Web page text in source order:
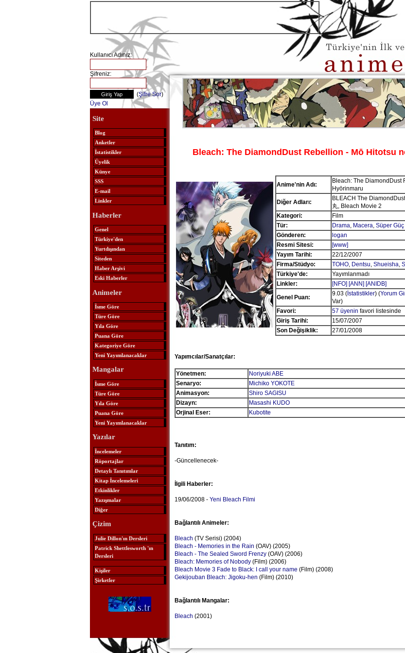
Kullanıcı Adınız:
Şifreniz:
(Şifre Sor)
Üye Ol
Site
Blog
Anketler
İstatistikler
Üyelik
Künye
SSS
E-mail
Linkler
Haberler
Genel
Türkiye'den
Yurtdışından
Siteden
Haber Arşivi
Eski Haberler
Animeler
İsme Göre
Türe Göre
Yıla Göre
Puana Göre
Kategoriye Göre
Yeni Yayımlanacaklar
Mangalar
İsme Göre
Türe Göre
Yıla Göre
Puana Göre
Yeni Yayımlanacaklar
Yazılar
İncelemeler
Röportajlar
Detaylı Tanıtımlar
Kitap İncelemeleri
Etkinlikler
Yazışmalar
Diğer
Çizim
Julie Dillon'ın Dersleri
Patrick Shettlesworth 'ın
Dersleri
Kişiler
Şirketler
Bleach: The DiamondDust Rebellion - Mō Hitotsu
Anime'nin Adı:
Bleach: The DiamondDust
Hyōrinmaru
Diğer Adları:
BLEACH The
丸, Bleach Movie 2
Kategori:
Film
Tür:
Drama, Macera, Süper Güç
Gönderen:
logan
Resmi Sitesi:
[www]
Yayım Tarihi:
22/12/2007
Firma/Stüdyo:
TOHO, Dentsu, Shueisha,
Türkiye'de:
Yayımlanmadı
Linkler:
[NFO] [ANN] [ANIDB]
Genel Puan:
9.03 (İstatistikler) (Yorum
Var)
Favori:
57 üyenin favori listesinde
Giriş Tarihi:
15/07/2007
Son Değişiklik:
27/01/2008
Yapımcılar/Sanatçılar:
Yönetmen:
Noriyuki ABE
Senaryo:
Michiko YOKOTE
Animasyon:
Shiro SAGISU
Dizayn:
Masashi KUDO
Orjinal Eser:
Kubotite
Tanıtım:
-Güncellenecek-
İlgili Haberler:
19/06/2008 - Yeni Bleach Filmi
Bağlantılı Animeler:
Bleach (TV Serisi) (2004)
Bleach - Memories in the Rain (OAV) (2005)
Bleach - The Sealed Sword Frenzy(OAV) (2006)
Bleach: Memories of Nobody(Film) (2006)
Bleach Movie 3 Fade to Black: I call your name (Film) (2008)
Gekijouban Bleach: Jigoku-hen (Film) (2010)
Bağlantılı Mangalar:
Bleach (2001)